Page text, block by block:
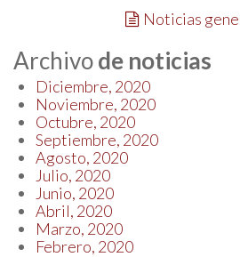
Noticias
Archivode noticias
Diciembre, 2020
Noviembre, 2020
Octubre, 2020
Septiembre, 2020
Agosto, 2020
Julio, 2020
Junio, 2020
Abril, 2020
Marzo, 2020
Febrero, 2020